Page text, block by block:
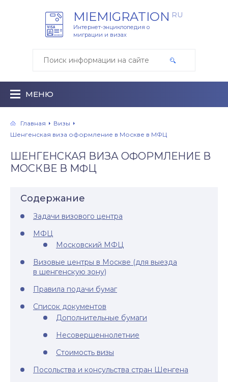
MIEMIGRATION RU
Интернет-энциклопедия о
миграции и визах
МЕНЮ
Главная
Визы
Шенгенская виза оформление в Москве в МФЦ
ШЕНГЕНСКАЯ ВИЗА ОФОРМЛЕНИЕ В
МОСКВЕ В МФЦ
Содержание
Задачи визового центра
МФЦ
Московский МФЦ
Визовые центры в Москве (для выезда
в шенгенскую зону)
Правила подачи бумаг
Список документов
Дополнительные бумаги
Несовершеннолетние
Стоимость визы
Посольства и консульства стран Шенгена